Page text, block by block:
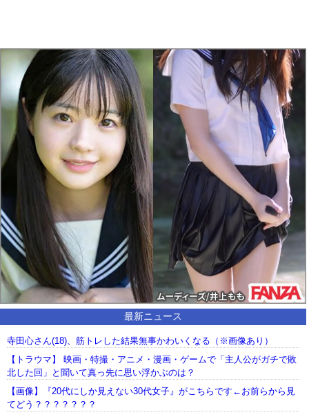
最新ニュース
寺田心さん(18)、筋トレした結果無事かわいくなる（※画像あり）
【トラウマ】 映画・特撮・アニメ・漫画・ゲームで「主人公がガチで敗
北した回」と聞いて真っ先に思い浮かぶのは？
【画像】『20代にしか見えない30代女子』がこちらです←お前らから見
てどう？？？？？？？